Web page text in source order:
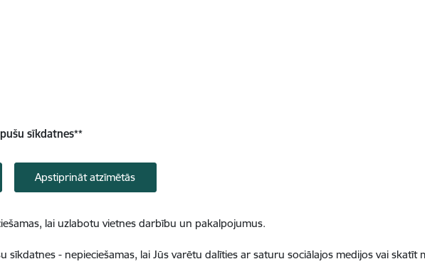
sīkdatnes**
Apstiprināt atzīmētās
lai uzlabotu vietnes darbību un pakalpojumus.
sīkdatnes - nepieciešamas, lai Jūs varētu dalīties ar saturu sociālajos medijos vai